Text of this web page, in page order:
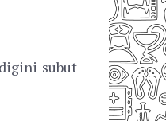
subut